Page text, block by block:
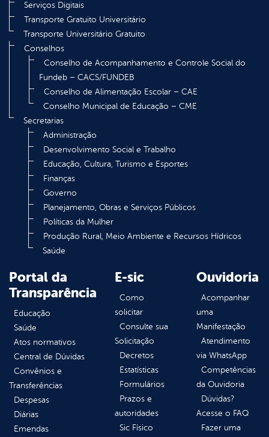
Serviços Digitais
Transporte Gratuito Universitário
Transporte Universitário Gratuito
Conselhos
Conselho de Acompanhamento e Controle Social do
Fundeb – CACS/FUNDEB
Conselho de Alimentação Escolar – CAE
Conselho Municipal de Educação – CME
Secretarias
Administração
Desenvolvimento Social e Trabalho
Educação, Cultura, Turismo e Esportes
Finanças
Governo
Planejamento, Obras e Serviços Públicos
Políticas da Mulher
Produção Rural, Meio Ambiente e Recursos Hídricos
Saúde
Portal da
Transparência
Educação
Saúde
Atos normativos
Central de Dúvidas
Convênios e
Transferências
Despesas
Diárias
Emendas
E-sic
Como
solicitar
Consulte sua
Solicitação
Decretos
Estatísticas
Formulários
Prazos e
autoridades
Sic Físico
Ouvidoria
Acompanhar
uma
Manifestação
Atendimento
via WhatsApp
Competências
da Ouvidoria
Dúvidas?
Acesse o FAQ
Fazer uma